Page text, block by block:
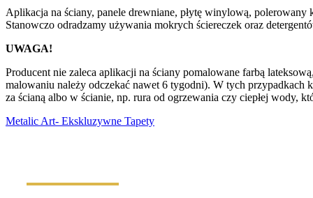
Aplikacja na ściany, panele drewniane, płytę winylową, polerowany
Stanowczo odradzamy używania mokrych ściereczek oraz
UWAGA!
Producent nie zaleca aplikacji na ściany pomalowane farbą
malowaniu należy odczekać nawet 6 tygodni). W tych przypadkach
za ścianą albo w ścianie, np. rura od ogrzewania czy ciepłej wody,
Metalic Art- Ekskluzywne Tapety